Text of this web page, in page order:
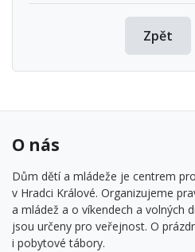
Zpět
O nás
Dům dětí a mládeže je centrem
v Hradci Králové. Organizujeme
a mládež a o víkendech a volných
jsou určeny pro veřejnost. O
i pobytové tábory.